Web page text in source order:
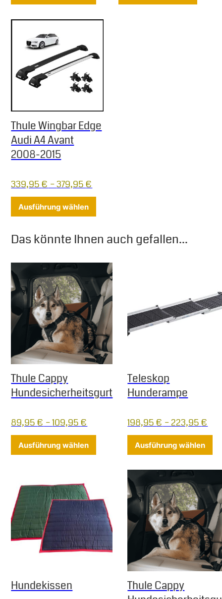
Thule Wingbar Edge
Audi A4 Avant
2008-2015
339,95€–379,95€
Ausführung wählen
Das könnte Ihnen auch gefallen...
Thule Cappy
Hundesicherheitsgurt
89,95€–109,95€
Ausführung wählen Dieses Produkt weist mehrere
Teleskop
Hunderampe
198,95€–223,95€
Ausführung wählen
Hundekissen
Thule Cappy